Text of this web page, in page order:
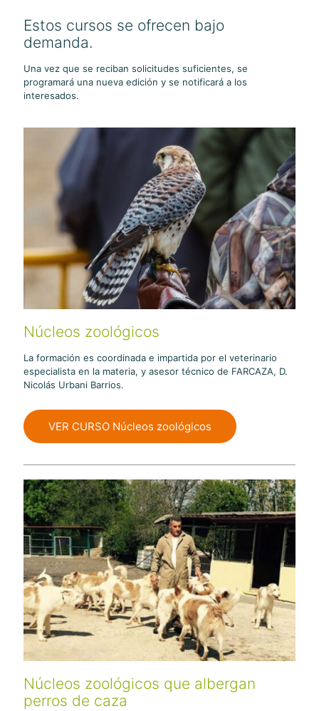
Estos cursos se ofrecen bajo
demanda.
Una vez que se reciban solicitudes suficientes, se
programará una nueva edición y se notificará a los
interesados.
Núcleos zoológicos
La formación es coordinada e impartida por el veterinario
especialista en la materia, y asesor técnico de FARCAZA, D.
Nicolás Urbani Barrios.
VER CURSO Núcleos zoológicos
Núcleos zoológicos que albergan
perros de caza